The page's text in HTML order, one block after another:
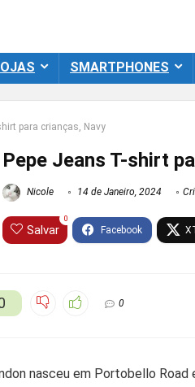
SMARTPHONES
para crianças, Navy
Pepe Jeans T-shirt
Nicole 14 de Janeiro, 2024
Salvar
0
0
nasceu em Portobello Road